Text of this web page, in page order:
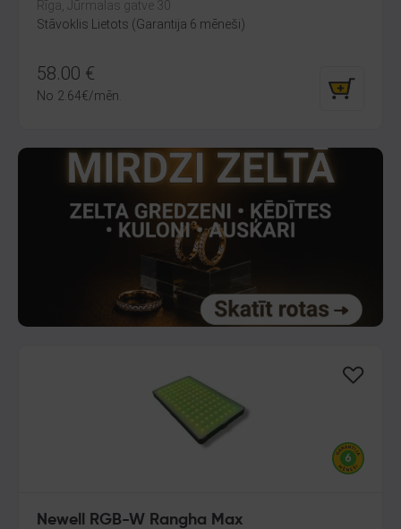
Rīga, Jūrmalas gatve 30
Stāvoklis Lietots (Garantija 6 mēneši)
58.00 €
No 2.64€/mēn.
Newell RGB-W Rangha Max